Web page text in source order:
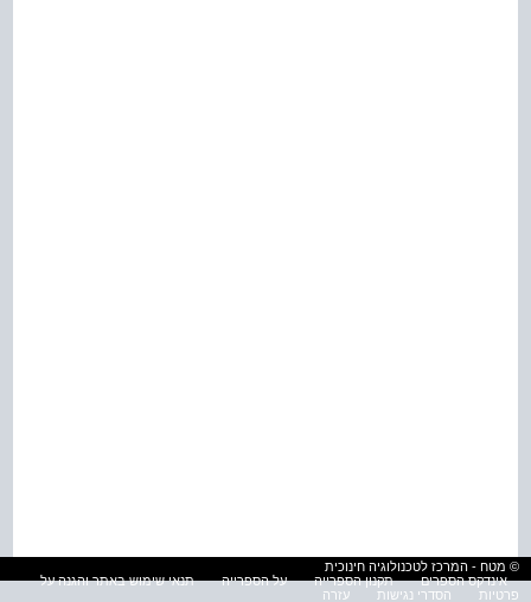
© מטח - המרכז לטכנולוגיה חינוכית
אינדקס הספרים
תקנון הספרייה על הספרייה
תנאי שימוש באתר והגנה על
פרטיות
הסדרי נגישות עזרה